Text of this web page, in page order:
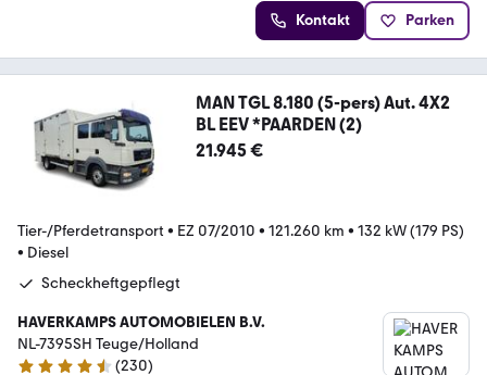
Kontakt Parken
MAN TGL 8.180 (5-pers) Aut. 4X2
BL EEV *PAARDEN (2)
21.945 €
Tier-/Pferdetransport • EZ 07/2010 • 121.260 km • 132 kW (179 PS)
• Diesel
Scheckheftgepflegt
HAVERKAMPS AUTOMOBIELEN B.V.
NL-7395SH Teuge/Holland
(230)